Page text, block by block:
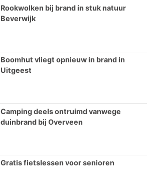
Rookwolken bij brand in stuk natuur
Beverwijk
Boomhut vliegt opnieuw in brand in
Uitgeest
Camping deels ontruimd vanwege
duinbrand bij Overveen
Gratis fietslessen voor senioren